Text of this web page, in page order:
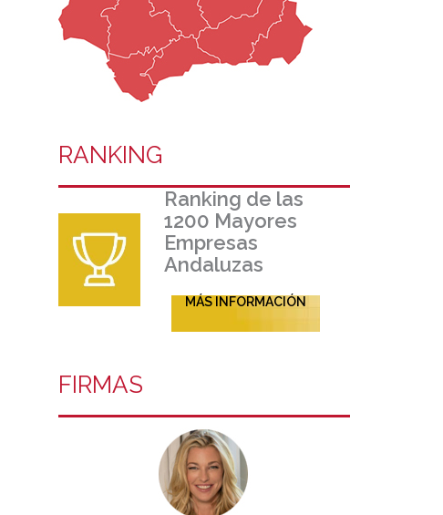
RANKING
Ranking de las
1200 Mayores
Empresas
Andaluzas
MÁS INFORMACIÓN
FIRMAS